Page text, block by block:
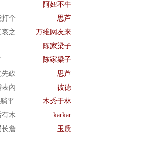
阿妞不牛
个 思芦
之 万维网友来
陈家梁子
陈家梁子
政 思芦
內 彼德
平 木秀于林
木 karkar
长詹 玉质